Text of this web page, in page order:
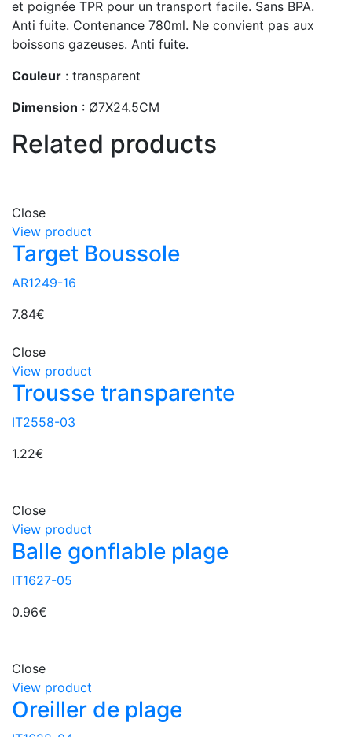
et poignée TPR pour un transport facile. Sans BPA.
Anti fuite. Contenance 780ml. Ne convient pas aux
boissons gazeuses. Anti fuite.
Couleur : transparent
Dimension : Ø7X24.5CM
Related products
Close
View product
Target Boussole
AR1249-16
7.84€
Close
View product
Trousse transparente
IT2558-03
1.22€
Close
View product
Balle gonflable plage
IT1627-05
0.96€
Close
View product
Oreiller de plage